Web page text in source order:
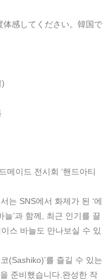
感してください。韓国で
메이드 전시회 ‘핸드아티
는 SNS에서 화제가 된 ‘에
늘’​과 함께, 최근 인기를 끌
스 바늘도 만나보실 수 있
(Sashiko)’​를 즐길 수 있는
준비했습니다.완성한 작